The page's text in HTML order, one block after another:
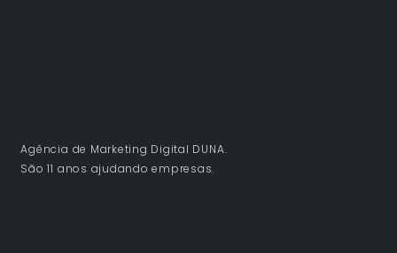
Agência de Marketing Digital DUNA.
São 11 anos ajudando empresas.